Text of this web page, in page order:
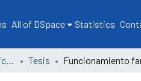
All of DSpace Statistics
Escuela Profesional de Psicología Tesis